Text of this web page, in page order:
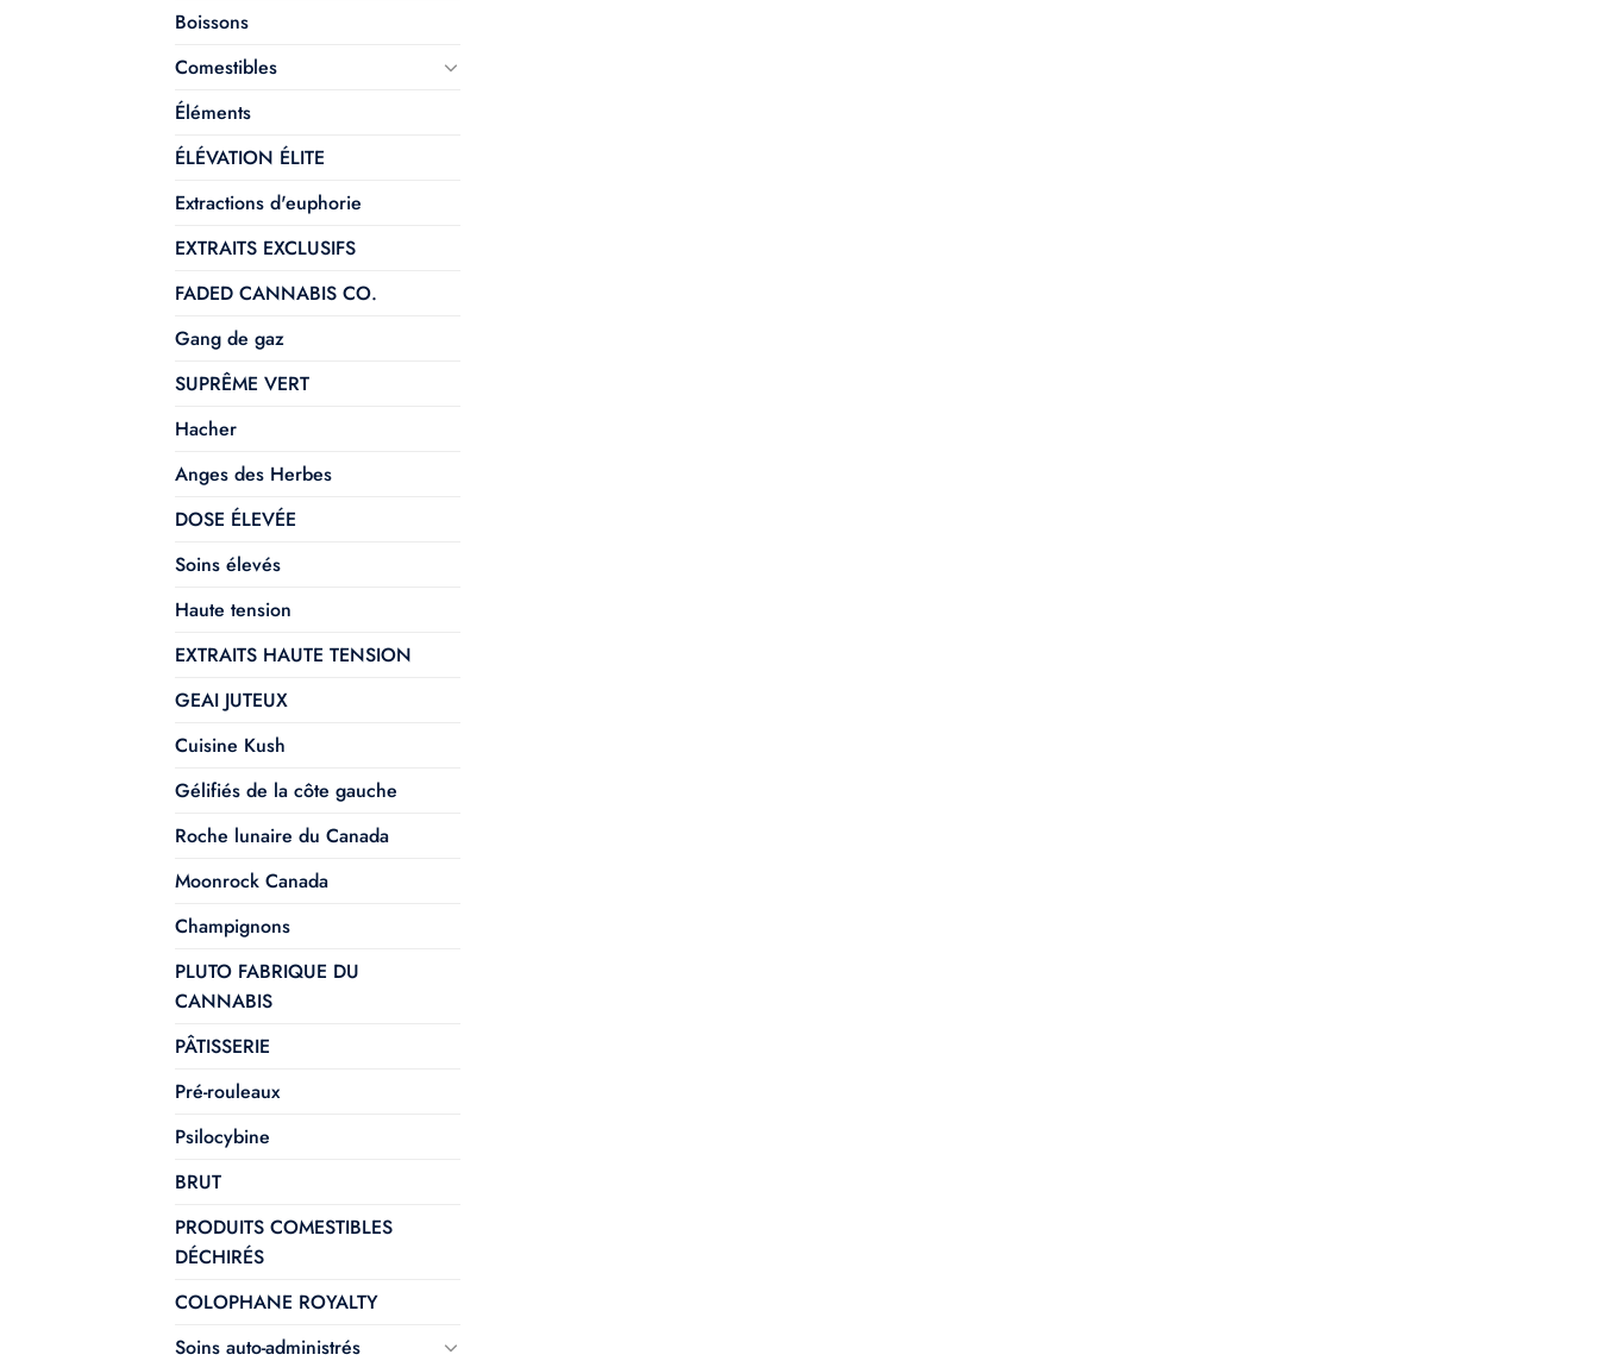
Boissons
Comestibles
Éléments
ÉLÉVATION ÉLITE
Extractions d'euphorie
EXTRAITS EXCLUSIFS
FADED CANNABIS CO.
Gang de gaz
SUPRÊME VERT
Hacher
Anges des Herbes
DOSE ÉLEVÉE
Soins élevés
Haute tension
EXTRAITS HAUTE TENSION
GEAI JUTEUX
Cuisine Kush
Gélifiés de la côte gauche
Roche lunaire du Canada
Moonrock Canada
Champignons
PLUTO FABRIQUE DU
CANNABIS
PÂTISSERIE
Pré-rouleaux
Psilocybine
BRUT
PRODUITS COMESTIBLES
DÉCHIRÉS
COLOPHANE ROYALTY
Soins auto-administrés